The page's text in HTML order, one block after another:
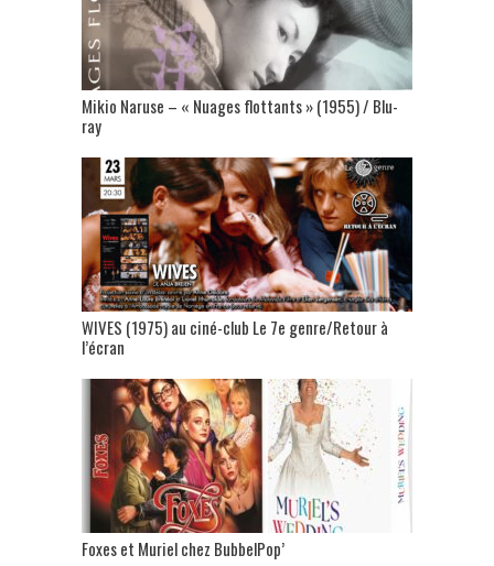
Mikio Naruse – « Nuages flottants » (1955) / Blu-
ray
WIVES (1975) au ciné-club Le 7e genre/Retour à
l’écran
Foxes et Muriel chez BubbelPop’